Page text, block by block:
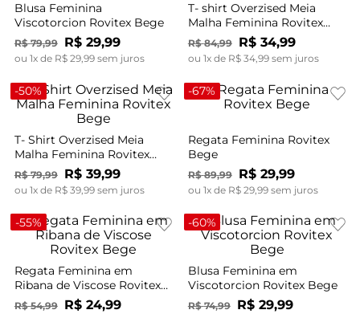
Blusa Feminina
Viscotorcion Rovitex Bege
R$ 79,99 R$ 29,99
ou 1x de R$ 29,99sem juros
T- shirt Overzised Meia
Malha Feminina Rovitex
Bege
R$ 84,99 R$ 34,99
ou 1x de R$ 34,99sem juros
-50%
T- Shirt Overzised Meia
Malha Feminina Rovitex
Bege
R$ 79,99 R$ 39,99
ou 1x de R$ 39, 99sem juros
-67%
Regata Feminina Rovitex
Bege
R$ 89,99 R$ 29,99
ou 1x de R$ 29, 99sem juros
-55%
Regata Feminina em
Ribana de Viscose Rovitex
Bege
R$ 54,99 R$ 24,99
-60%
Blusa Feminina em
Viscotorcion Rovitex Bege
R$ 74,99 R$ 29,99